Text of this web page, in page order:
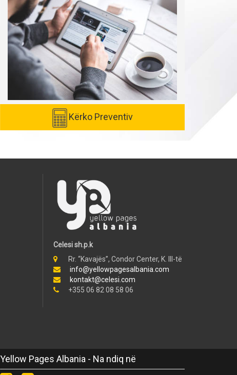
Kërko Preventiv
Celesi sh.p.k
Rr. “Kavajës”, Condor Center, K. III-të
info@yellowpagesalbania.com
kontakt@celesi.com
+355 06 82 08 58 06
Yellow Pages Albania - Na ndiq në